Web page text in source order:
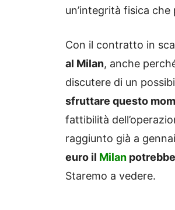
un’integrità fisica
Con il contratto in
al Milan, anche
discutere di un
sfruttare questo
fattibilità
raggiunto già a
euro il Milan
Staremo a vedere.